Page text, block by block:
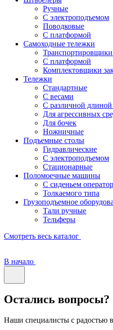
Ручные
С электроподъемом
Поводковые
С платформой
Самоходные тележки
Транспортировщики
С платформой
Комплектовщики
Тележки
Стандартные
С весами
С различной
Для агрессивных
Для бочек
Ножничные
Подъемные столы
Гидравлические
С электроподъемом
Стационарные
Поломоечные машины
С сиденьем
Толкаемого типа
Грузоподъемное
Тали ручные
Тельферы
Смотреть весь каталог
В начало
Остались вопросы?
Наши специалисты с радостью